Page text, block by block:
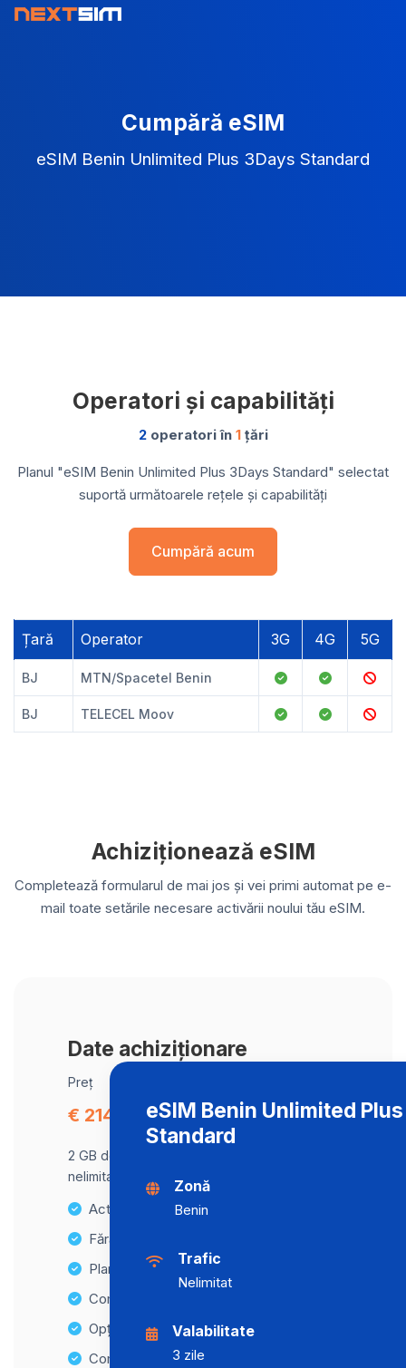
Cumpără eSIM
eSIM Benin Unlimited Plus 3Days Standard
Operatori și capabilități
2operatori în 1țări
Planul "eSIM Benin Unlimited Plus 3Days Standard" selectat
suportă următoarele rețele și capabilități
Cumpără acum
Țară Operator 3G 4G 5G
BJ MTN/Spacetel Benin
BJ TELECEL Moov
Achiziționează eSIM
Completează formularul de mai jos și vei primi automat pe e-
mail toate setările necesare activării noului tău eSIM.
Date achiziționare
Preț
€ 214.40
2 GB de date la viteză maximă, apoi trafic
nelimitat la o viteză de 2 Mbps .
Activare instantanee
Fără taxe ascunse
Planuri de date nelimitate
Compatibilitate cu multiple dispozitive
Opțiuni de reîncărcare ușoară
Compatibilitate Hotspot
eSIM Benin Unlimited
Standard
Zonă
Benin
Trafic
Nelimitat
Valabilitate
3 zile